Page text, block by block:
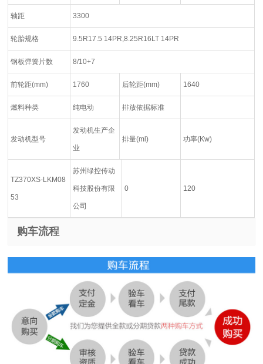
轴距 3300
轮胎规格 9.5R17.5 14PR,8.25R16LT 14PR
钢板弹簧片数 8/10+7
前轮距(mm) 1760 后轮距(mm) 1640
燃料种类 纯电动 排放依据标准
发动机型号
发动机生产企
业
排量(ml) 功率(Kw)
TZ370XS-LKM08
53
苏州绿控传动
科技股份有限
公司
0 120
购车流程